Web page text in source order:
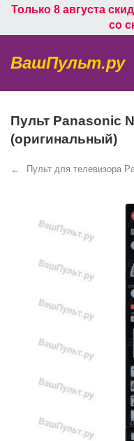
Только 8 августа
со
ВашПульт.ру
Пульт Panasonic
(оригинальный)
Пульт для телевизора